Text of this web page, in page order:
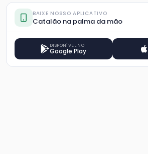
BAIXE NOSSO APLICATIVO
Catalão na palma da mão
DISPONÍVEL NO
Google Play